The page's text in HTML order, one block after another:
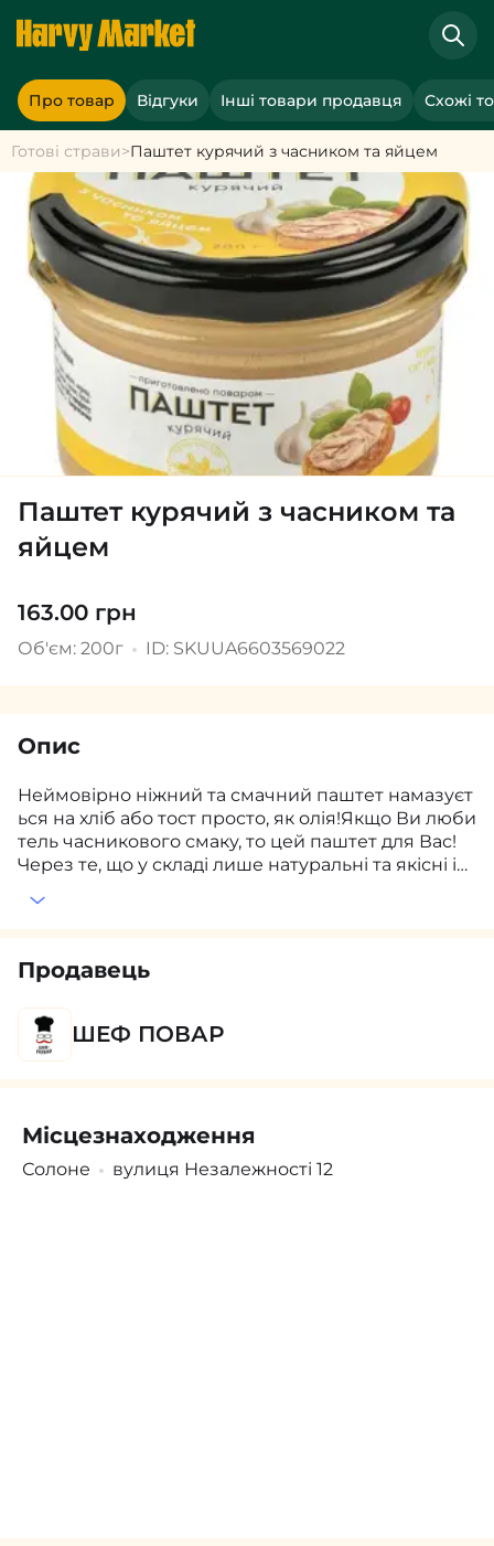
Готові страви>Паштет курячий з часником та яйцем
Про товар Відгуки Інші товари продавця Схожі
Паштет курячий з часником та
яйцем
163.00 грн
Об'єм: 200г ID: SKUUA6603569022
Опис
Неймовірно ніжний та смачний паштет намазуєт
ься на хліб або тост просто, як олія!Якщо Ви люби
тель часникового смаку, то цей паштет для Вас!
Через те, що у складі лише натуральні та якісні ін
відкритому вигляді 72 години, а це означає, що 3
я!
Склад; куряча печінка, м'ясо курки, цибуля, моркв
а, яйце куряче, масло вершкове, вершки, часник,
бульйон, сіль, перець
Продавець
ПоскаржитисьУвійти Зареєструватися
ШЕФ ПОВАР
Місцезнаходження
Солоне вулиця Незалежності 12